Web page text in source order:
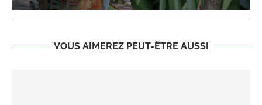
VOUS AIMEREZ PEUT-ÊTRE AUSSI